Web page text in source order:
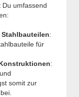
umfassend
:
für
:
somit zur